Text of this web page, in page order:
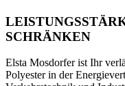
SCHRÄNKEN
Elsta Mosdorfer ist Ihr
Polyester in der